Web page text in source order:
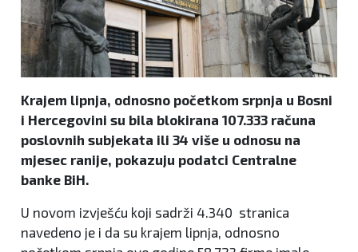
Krajem lipnja, odnosno početkom srpnja u Bosni
i Hercegovini su bila blokirana 107.333 računa
poslovnih subjekata ili 34 više u odnosu na
mjesec ranije, pokazuju podatci Centralne
banke BiH.
U novom izvješću koji sadrži 4.340 stranica
navedeno je i da su krajem lipnja, odnosno